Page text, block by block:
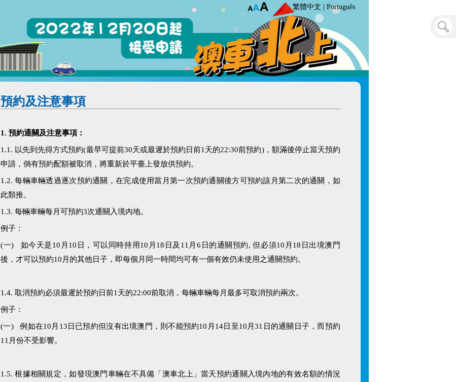
繁體中文 Português
預約及注意事項
1. 預約通關及注意事項：
1.1. 以先到先得方式預約(最早可提前30天或最遲於預約日前1天的22:30前預約)，額滿後停止當天預約
申請，倘有預約配額被取消，將重新於平臺上發放供預約。
1.2. 每輛車輛透過逐次預約通關，在完成使用當月第一次預約通關後方可預約該月第二次的通關，如
此類推。
1.3. 每輛車輛每月可預約3次通關入境內地。
例子：
(一) 如今天是10月10日，可以同時持用10月18日及11月6日的通關預約, 但必須10月18日出境澳門
後，才可以預約10月的其他日子，即每個月同一時間均可有一個有效仍未使用之通關預約。
1.4. 取消預約必須最遲於預約日前1天的22:00前取消，每輛車輛每月最多可取消預約兩次。
例子：
(一) 例如在10月13日已預約但沒有出境澳門，則不能預約10月14日至10月31日的通關日子，而預約
11月份不受影響。
1.5. 根據相關規定，如發現澳門車輛在不具備「澳車北上」當天預約通關入境內地的有效名額的情況